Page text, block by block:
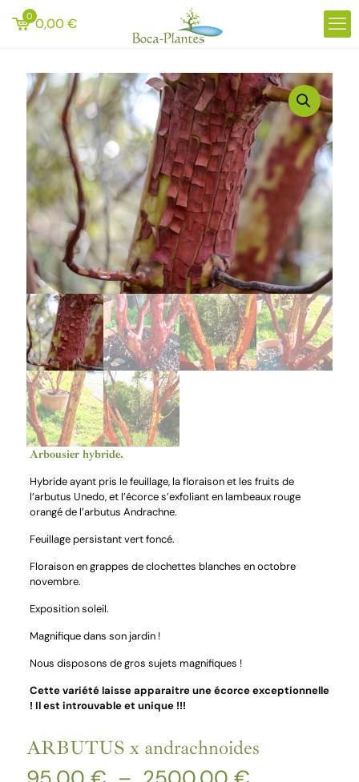
0 0,00€
Arbousier hybride.
Hybride ayant pris le feuillage, la floraison et les fruits de
l’arbutus Unedo, et l’écorce s’exfoliant en lambeaux rouge
orangé de l’arbutus Andrachne.
Feuillage persistant vert foncé.
Floraison en grappes de clochettes blanches en octobre
novembre.
Exposition soleil.
Magnifique dans son jardin !
Nous disposons de gros sujets magnifiques !
Cette variété laisse apparaitre une écorce exceptionnelle
! Il est introuvable et unique !!!
ARBUTUS x andrachnoides